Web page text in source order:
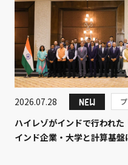
2026.07.28
ハイレゾがインドで行われた
インド企業・大学と計算基